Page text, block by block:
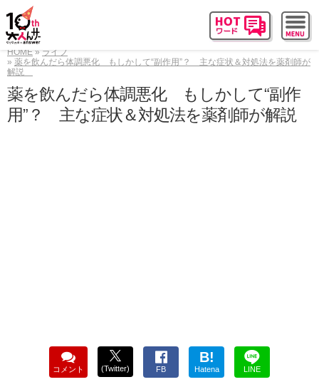
HOME
ライフ
薬を飲んだら体調悪化 もしかして“副作用”？ 主な症状＆対処法を薬剤師が
解説
薬を飲んだら体調悪化 もしかして“副作
用”？ 主な症状＆対処法を薬剤師が解説
コメント (Twitter) FB
B!
Hatena LINE